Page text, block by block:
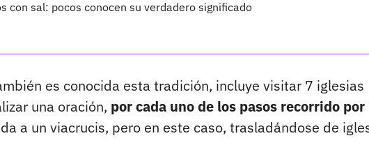
con sal: pocos conocen su verdadero significado
es conocida esta tradición, incluye visitar 7 iglesias
una oración, por cada uno de los pasos recorrido por
a un viacrucis, pero en este caso, trasladándose de